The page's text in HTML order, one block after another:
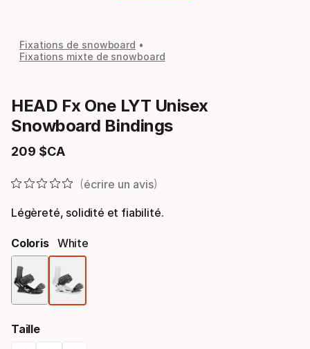
Fixations de snowboard
Fixations mixte de snowboard
HEAD Fx One LYT Unisex
Snowboard Bindings
209 $CA
Prix final
écrire un avis
Légèreté, solidité et fiabilité.
Coloris White
Taille